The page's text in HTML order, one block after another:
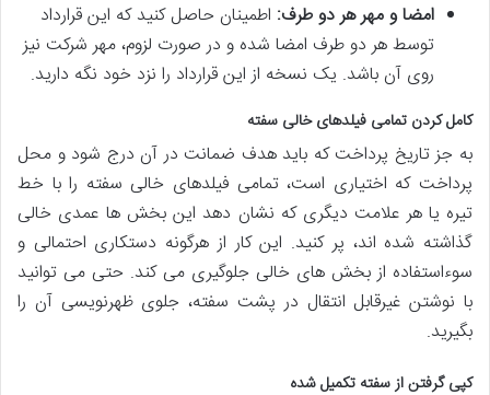
امضا و مهر هر دو طرف: اطمینان حاصل کنید که این قرارداد
توسط هر دو طرف امضا شده و در صورت لزوم، مهر شرکت نیز
روی آن باشد. یک نسخه از این قرارداد را نزد خود نگه دارید.
کامل کردن تمامی فیلدهای خالی سفته
به جز تاریخ پرداخت که باید هدف ضمانت در آن درج شود و محل
پرداخت که اختیاری است، تمامی فیلدهای خالی سفته را با خط
تیره یا هر علامت دیگری که نشان دهد این بخش ها عمدی خالی
گذاشته شده اند، پر کنید. این کار از هرگونه دستکاری احتمالی و
سوءاستفاده از بخش های خالی جلوگیری می کند. حتی می توانید
با نوشتن غیرقابل انتقال در پشت سفته، جلوی ظهرنویسی آن را
بگیرید.
کپی گرفتن از سفته تکمیل شده